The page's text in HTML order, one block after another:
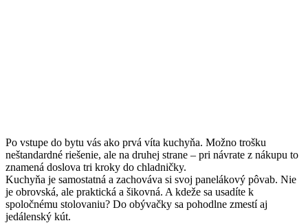
Po vstupe do bytu vás ako prvá víta kuchyňa. Možno trošku
neštandardné riešenie, ale na druhej strane – pri návrate z nákupu to
znamená doslova tri kroky do chladničky.
Kuchyňa je samostatná a zachováva si svoj panelákový pôvab. Nie
je obrovská, ale praktická a šikovná. A kdeže sa usadíte k
spoločnému stolovaniu? Do obývačky sa pohodlne zmestí aj
jedálenský kút.